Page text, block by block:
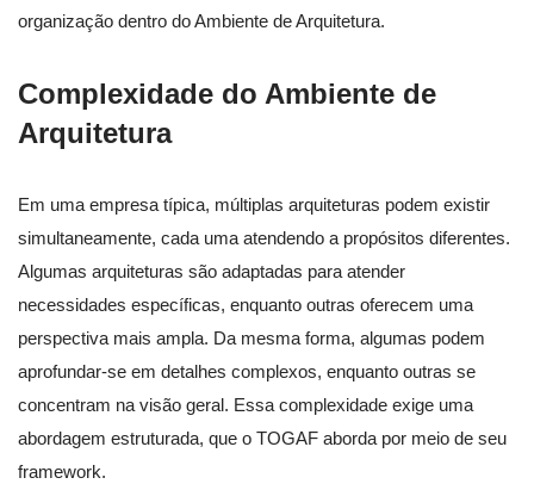
organização dentro do Ambiente de Arquitetura.
Complexidade do Ambiente de
Arquitetura
Em uma empresa típica, múltiplas arquiteturas podem existir
simultaneamente, cada uma atendendo a propósitos diferentes.
Algumas arquiteturas são adaptadas para atender
necessidades específicas, enquanto outras oferecem uma
perspectiva mais ampla. Da mesma forma, algumas podem
aprofundar-se em detalhes complexos, enquanto outras se
concentram na visão geral. Essa complexidade exige uma
abordagem estruturada, que o TOGAF aborda por meio de seu
framework.